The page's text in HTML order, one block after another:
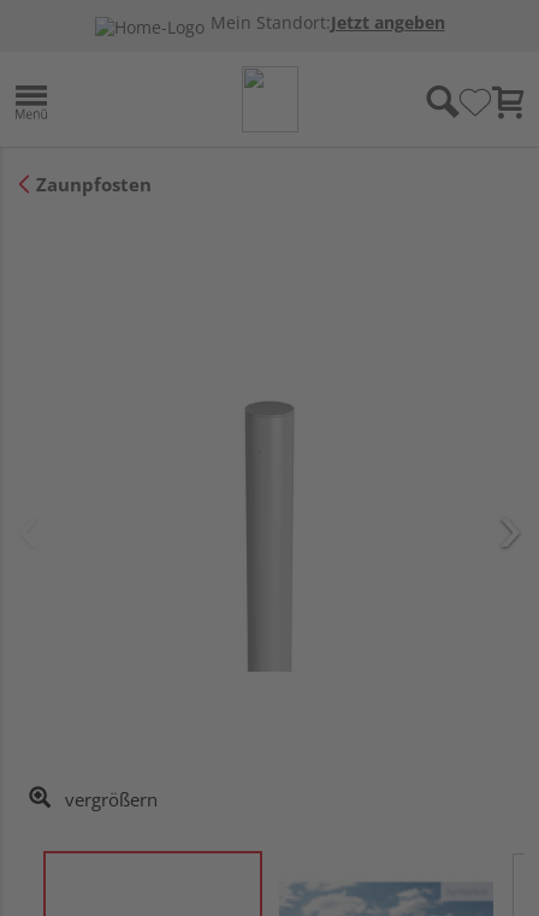
Mein Standort:Jetzt angeben
Zaunpfosten
vergrößern